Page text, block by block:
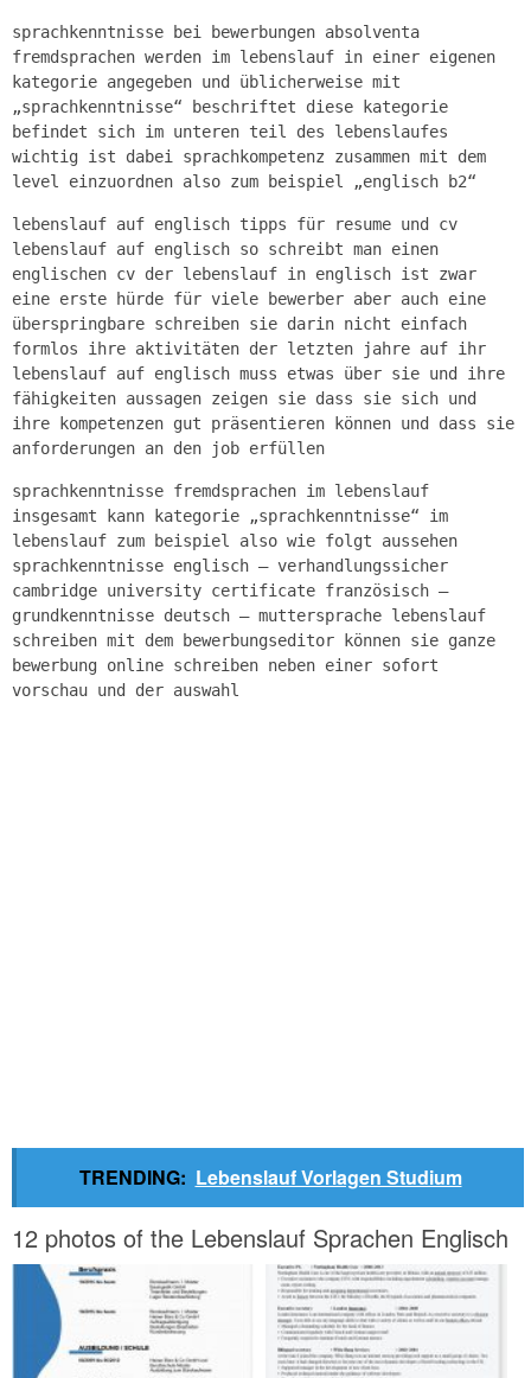
sprachkenntnisse bei bewerbungen absolventa
fremdsprachen werden im lebenslauf in einer eigenen
kategorie angegeben und üblicherweise mit
„sprachkenntnisse“ beschriftet diese kategorie
befindet sich im unteren teil des lebenslaufes
wichtig ist dabei sprachkompetenz zusammen mit dem
level einzuordnen also zum beispiel „englisch b2“
lebenslauf auf englisch tipps für resume und cv
lebenslauf auf englisch so schreibt man einen
englischen cv der lebenslauf in englisch ist zwar
eine erste hürde für viele bewerber aber auch eine
überspringbare schreiben sie darin nicht einfach
formlos ihre aktivitäten der letzten jahre auf ihr
lebenslauf auf englisch muss etwas über sie und ihre
fähigkeiten aussagen zeigen sie dass sie sich und
ihre kompetenzen gut präsentieren können und dass sie
anforderungen an den job erfüllen
sprachkenntnisse fremdsprachen im lebenslauf
insgesamt kann kategorie „sprachkenntnisse“ im
lebenslauf zum beispiel also wie folgt aussehen
sprachkenntnisse englisch – verhandlungssicher
cambridge university certificate französisch –
grundkenntnisse deutsch – muttersprache lebenslauf
schreiben mit dem bewerbungseditor können sie ganze
bewerbung online schreiben neben einer sofort
vorschau und der auswahl
TRENDING: Lebenslauf Vorlagen Studium
12 photos of the Lebenslauf Sprachen Englisch